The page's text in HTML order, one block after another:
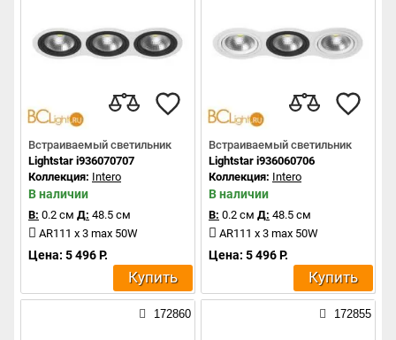
Встраиваемый светильник
Lightstar i936070707
Коллекция: Intero
В наличии
В: 0.2 см Д: 48.5 см
AR111 x 3 max 50W
Цена: 5 496 Р.
Купить
Встраиваемый светильник
Lightstar i936060706
Коллекция: Intero
В наличии
В: 0.2 см Д: 48.5 см
AR111 x 3 max 50W
Цена: 5 496 Р.
Купить
172860 172855